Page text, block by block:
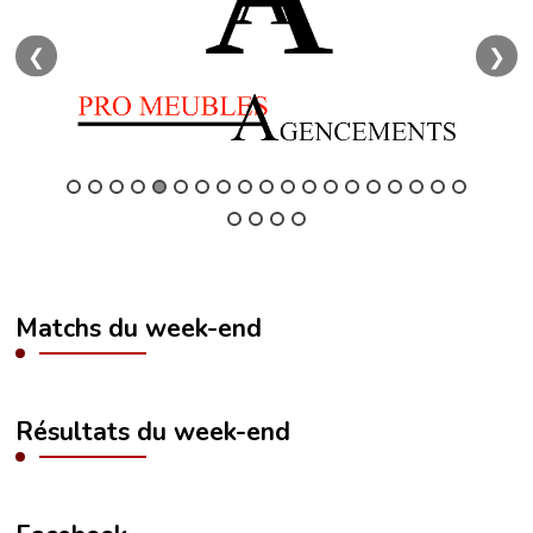
❮ ❯
Matchs du week-end
Résultats du week-end